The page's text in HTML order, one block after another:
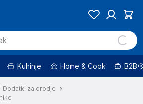
Kuhinje Home & Cook B2B
Dodatki za orodje